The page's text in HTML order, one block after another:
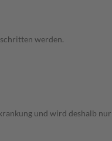
werden.
und wird deshalb